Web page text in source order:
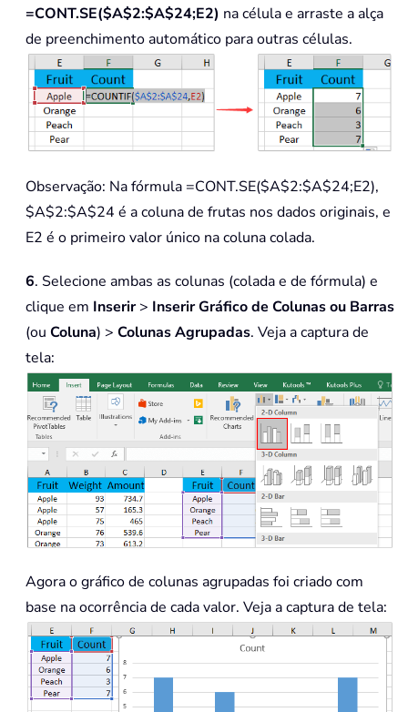
=CONT.SE($A$2:$A$24;E2) na célula e arraste a alça
de preenchimento automático para outras células.
Observação: Na fórmula =CONT.SE($A$2:$A$24;E2),
$A$2:$A$24 é a coluna de frutas nos dados originais, e
E2 é o primeiro valor único na coluna colada.
6. Selecione ambas as colunas (colada e de fórmula) e
clique em Inserir> Inserir Gráfico de Colunas ou Barras
(ou Coluna) > Colunas Agrupadas. Veja a captura de
tela:
Agora o gráfico de colunas agrupadas foi criado com
base na ocorrência de cada valor. Veja a captura de tela: